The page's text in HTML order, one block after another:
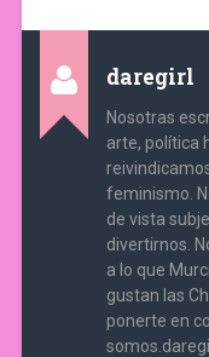
daregirl
Nosotras
arte, política
feminismo.
de vista
divertirnos.
a lo que
gustan las
ponerte en